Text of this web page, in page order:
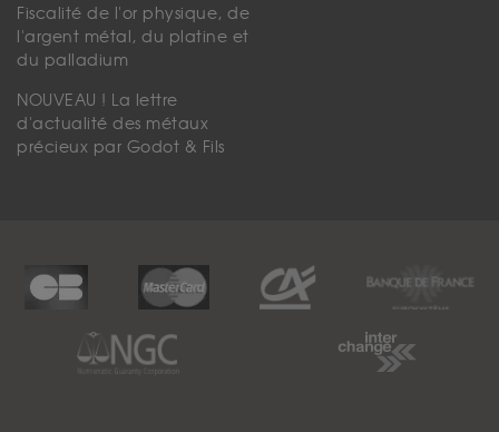
Fiscalité de l'or physique, de
l'argent métal, du platine et
du palladium
NOUVEAU ! La lettre
d'actualité des métaux
précieux par Godot & Fils